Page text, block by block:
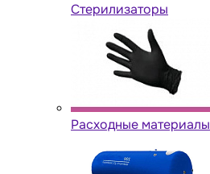
Стерилизаторы
Расходные материалы